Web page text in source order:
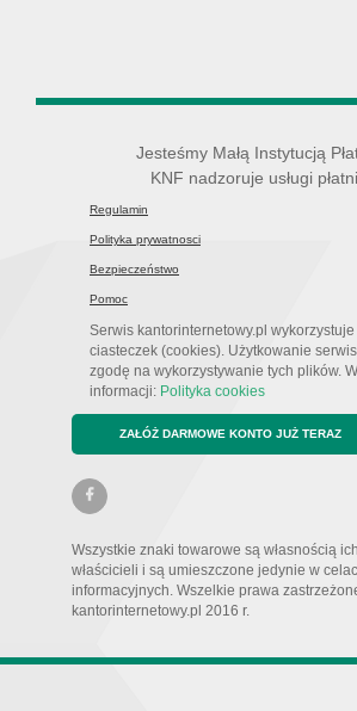
Jesteśmy Małą Instytucją
KNF nadzoruje usługi
Regulamin
Polityka prywatnosci
Bezpieczeństwo
Pomoc
Serwis kantorinternetowy.pl
ciasteczek (cookies). Użytkowanie
zgodę na wykorzystywanie tych plików.
informacji: Polityka cookies
ZAŁÓŻ DARMOWE KONTO JUŻ TERAZ
Wszystkie znaki towarowe są własnością
właścicieli i są umieszczone jedynie w
informacyjnych. Wszelkie prawa
kantorinternetowy.pl 2016 r.